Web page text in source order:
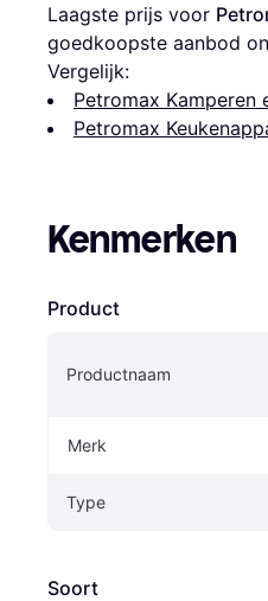
Laagste prijs voor
goedkoopste aanbod
Vergelijk:
Petromax Kamperen
Petromax
Kenmerken
Product
Productnaam
Merk
Type
Soort